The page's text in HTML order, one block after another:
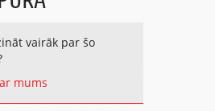
vairāk par šo
mums